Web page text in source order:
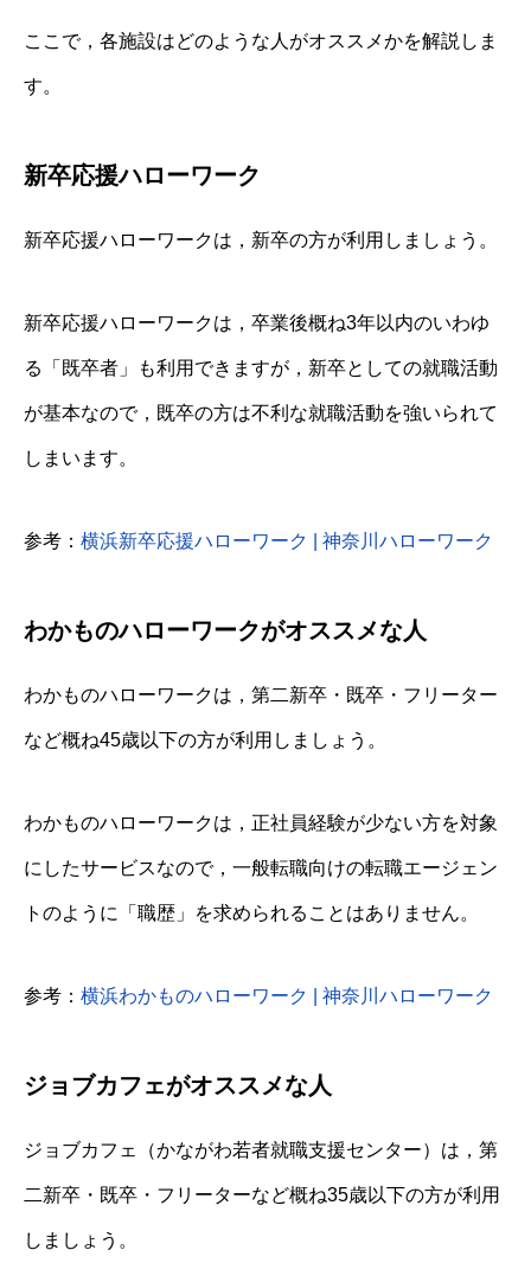
ここで，各施設はどのような人がオススメかを解説しま
す。
新卒応援ハローワーク
新卒応援ハローワークは，新卒の方が利用しましょう。
新卒応援ハローワークは，卒業後概ね3年以内のいわゆ
る「既卒者」も利用できますが，新卒としての就職活動
が基本なので，既卒の方は不利な就職活動を強いられて
しまいます。
参考： 横浜新卒応援ハローワーク | 神奈川ハローワーク
わかものハローワークがオススメな人
わかものハローワークは，第二新卒・既卒・フリーター
など概ね45歳以下の方が利用しましょう。
わかものハローワークは，正社員経験が少ない方を対象
にしたサービスなので，一般転職向けの転職エージェン
トのように「職歴」を求められることはありません。
参考： 横浜わかものハローワーク | 神奈川ハローワーク
ジョブカフェがオススメな人
ジョブカフェ（かながわ若者就職支援センター）は，第
二新卒・既卒・フリーターなど概ね35歳以下の方が利用
しましょう。